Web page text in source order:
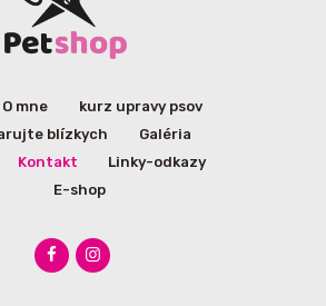
O mne
kurz upravy psov
blízkych
Galéria
Kontakt
Linky-odkazy
E-shop